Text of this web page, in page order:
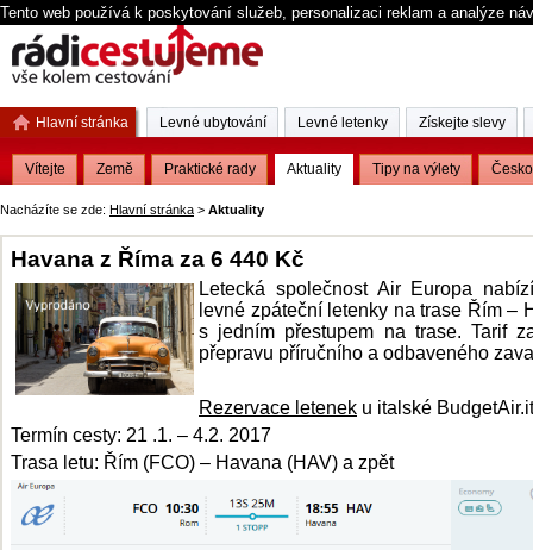
Tento web používá k poskytování služeb, personalizaci reklam a analýze
Nacházíte se zde: Hlavní stránka > Aktuality
Havana z Říma za 6 440 Kč
Letecká společnost Air Europa
levné zpáteční letenky na trase Řím –
s jedním přestupem na trase. Tarif
přepravu příručního a odbaveného
Rezervace letenek u italské BudgetAir.it
Termín cesty: 21 .1. – 4.2. 2017
Trasa letu: Řím (FCO) – Havana (HAV) a zpět
Hlavní stránka
Vítejte Země Praktické rady Aktuality Tipy na výlety Česko
Levné ubytování Levné letenky Získejte slevy